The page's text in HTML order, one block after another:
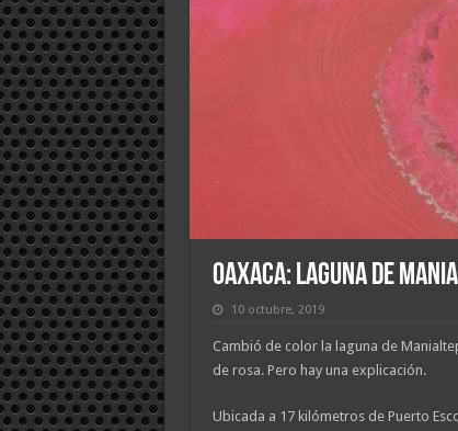
Oaxaca: Laguna de
10 octubre, 2019
Cambió de color la laguna de
de rosa. Pero hay una explicación.
Ubicada a 17 kilómetros de Puerto